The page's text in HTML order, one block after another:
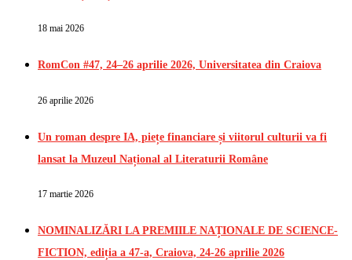
18 mai 2026
RomCon #47, 24–26 aprilie 2026, Universitatea din Craiova
26 aprilie 2026
Un roman despre IA, piețe financiare și viitorul culturii va fi
lansat la Muzeul Național al Literaturii Române
17 martie 2026
NOMINALIZĂRI LA PREMIILE NAȚIONALE DE SCIENCE-
FICTION, ediția a 47-a, Craiova, 24-26 aprilie 2026